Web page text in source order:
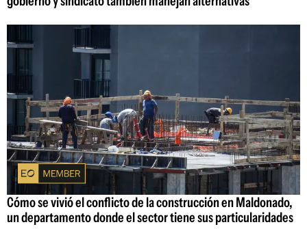
Cómo se vivió el conflicto de la construcción en Maldonado,
un departamento donde el sector tiene sus particularidades